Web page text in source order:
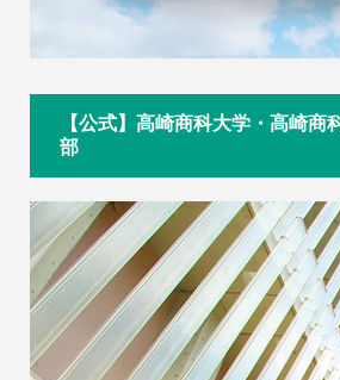
【公式】高崎商科大学・高崎商
部